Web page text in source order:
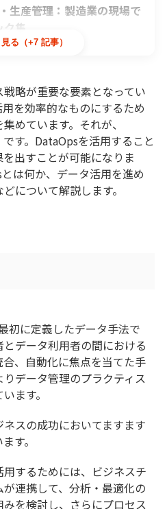
生産管理：製造業の現場で
集
か？業務別に見る“Excel
手段
けるのか｜メリット・デメ
務の見極め
理由と最新のExcel代替
説
Excel・Access”をなくす
る（+7 記事）
略が重要な要素となってい
を効率的なものにするため
めています。それが、
す。DataOpsを活用すること
出すことが可能になりま
は何か、データ活用を進め
について解説します。
初に定義したデータ手法で
とデータ利用者の間における
、自動化に焦点を当てた手
データ管理のプラクティス
ます。
スの成功においてますます
す。
するためには、ビジネスチ
連携して、分析・最適化の
を検討し、さらにプロセス